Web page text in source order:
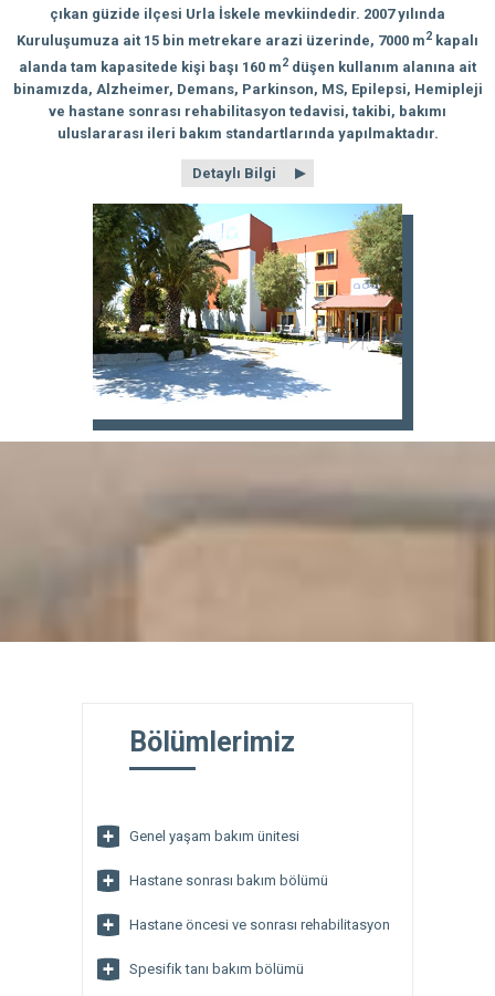
çıkan güzide ilçesi Urla İskele mevkiindedir. 2007 yılında
Kuruluşumuza ait 15 bin metrekare arazi üzerinde, 7000 m2 kapalı
alanda tam kapasitede kişi başı 160 m2 düşen kullanım alanına ait
binamızda, Alzheimer, Demans, Parkinson, MS, Epilepsi, Hemipleji
ve hastane sonrası rehabilitasyon tedavisi, takibi, bakımı
uluslararası ileri bakım standartlarında yapılmaktadır.
Detaylı Bilgi
Bölümlerimiz
Genel yaşam bakım ünitesi
Hastane sonrası bakım bölümü
Hastane öncesi ve sonrası rehabilitasyon
Spesifik tanı bakım bölümü